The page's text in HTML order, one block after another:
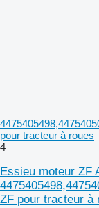
pour tracteur à roues
4
Essieu moteur ZF
ZF pour tracteur à